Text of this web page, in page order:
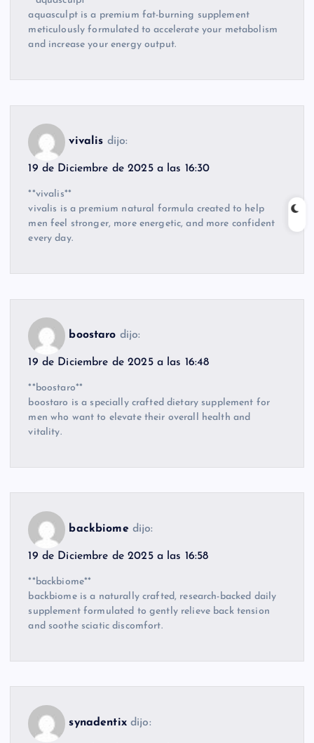
aquasculpt is a premium fat-burning supplement
meticulously formulated to accelerate your metabolism
and increase your energy output.
vivalis dijo:
19 de Diciembre de 2025 a las 16:30
**vivalis**
vivalis is a premium natural formula created to help
men feel stronger, more energetic, and more confident
every day.
boostaro dijo:
19 de Diciembre de 2025 a las 16:48
**boostaro**
boostaro is a specially crafted dietary supplement for
men who want to elevate their overall health and
vitality.
backbiome dijo:
19 de Diciembre de 2025 a las 16:58
**backbiome**
backbiome is a naturally crafted, research-backed daily
supplement formulated to gently relieve back tension
and soothe sciatic discomfort.
synadentix dijo: